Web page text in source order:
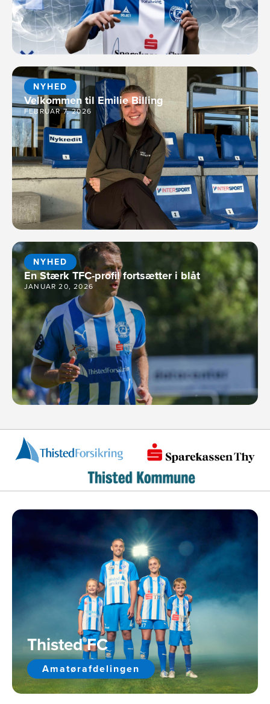
NYHED
Velkommen til Emilie Billing
FEBRUAR 7, 2026
NYHED
En Stærk TFC-profil fortsætter i blåt
JANUAR 20, 2026
Thisted FC
Amatørafdelingen